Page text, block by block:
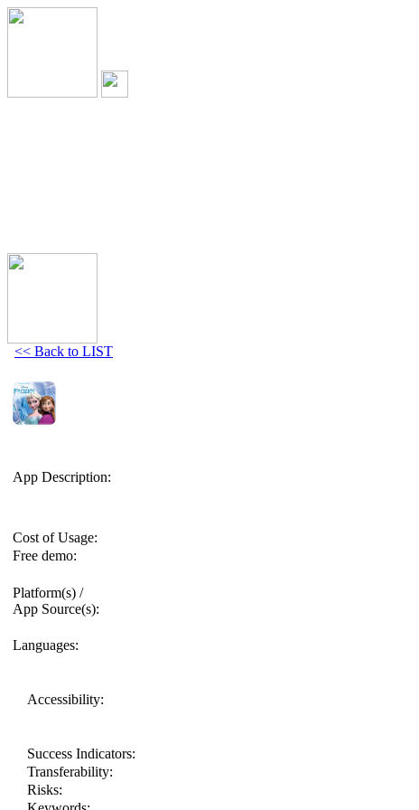
<< Back to LIST
App Description:
Cost of Usage:
Free demo:
Platform(s) /
App Source(s):
Languages:
Accessibility:
Success Indicators:
Transferability:
Risks: